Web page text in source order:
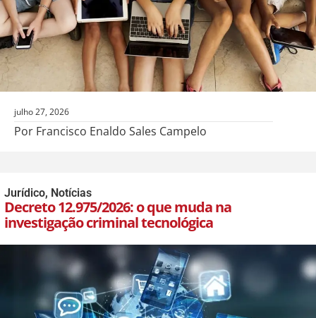
julho 27, 2026
Por Francisco Enaldo Sales Campelo
Jurídico, Notícias
Decreto 12.975/2026: o que muda na
investigação criminal tecnológica